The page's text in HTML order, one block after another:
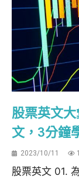
股票英文
文，3分鐘
2023/10/11
股票英文 01.